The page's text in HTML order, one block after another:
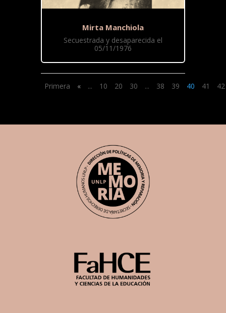
Mirta Manchiola
Secuestrada y desaparecida el
05/11/1976
Primera « ... 10 20 30 ... 38 39 40 41 42